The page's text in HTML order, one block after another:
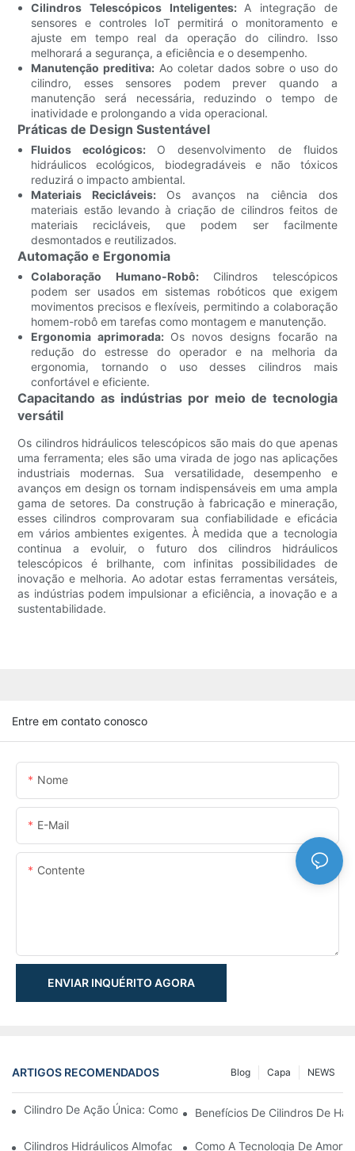
Cilindros Telescópicos Inteligentes: A integração de
sensores e controles IoT permitirá o monitoramento e
ajuste em tempo real da operação do cilindro. Isso
melhorará a segurança, a eficiência e o desempenho.
Manutenção preditiva: Ao coletar dados sobre o uso do
cilindro, esses sensores podem prever quando a
manutenção será necessária, reduzindo o tempo de
inatividade e prolongando a vida operacional.
Práticas de Design Sustentável
Fluidos ecológicos: O desenvolvimento de fluidos
hidráulicos ecológicos, biodegradáveis ​​e não tóxicos
reduzirá o impacto ambiental.
Materiais Recicláveis: Os avanços na ciência dos
materiais estão levando à criação de cilindros feitos de
materiais recicláveis, que podem ser facilmente
desmontados e reutilizados.
Automação e Ergonomia
Colaboração Humano-Robô: Cilindros telescópicos
podem ser usados ​​em sistemas robóticos que exigem
movimentos precisos e flexíveis, permitindo a colaboração
homem-robô em tarefas como montagem e manutenção.
Ergonomia aprimorada: Os novos designs focarão na
redução do estresse do operador e na melhoria da
ergonomia, tornando o uso desses cilindros mais
confortável e eficiente.
Capacitando as indústrias por meio de tecnologia
versátil
Os cilindros hidráulicos telescópicos são mais do que apenas
uma ferramenta; eles são uma virada de jogo nas aplicações
industriais modernas. Sua versatilidade, desempenho e
avanços em design os tornam indispensáveis ​​em uma ampla
gama de setores. Da construção à fabricação e mineração,
esses cilindros comprovaram sua confiabilidade e eficácia
em vários ambientes exigentes. À medida que a tecnologia
continua a evoluir, o futuro dos cilindros hidráulicos
telescópicos é brilhante, com infinitas possibilidades de
inovação e melhoria. Ao adotar estas ferramentas versáteis,
as indústrias podem impulsionar a eficiência, a inovação e a
sustentabilidade.
Entre em contato conosco
Nome
E-Mail
Contente
ENVIAR INQUÉRITO AGORA
ARTIGOS RECOMENDADOS NEWS
Capa
Blog
Cilindro De Ação Única: Como Funciona & Aplicações Comuns
Benefícios De Cilindros De
Cilindros Hidráulicos Almofadados: Reduzindo O Impacto &
Como A Tecnologia De